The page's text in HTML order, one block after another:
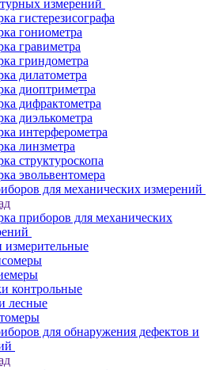
измерений
гистерезисографа
гониометра
гравиметра
гриндометра
дилатометра
диоптриметра
дифрактометра
диэлькометра
интерферометра
линзметра
структуроскопа
эвольвентомера
для механических измерений
приборов для механических
измерительные
контрольные
лесные
для обнаружения дефектов и